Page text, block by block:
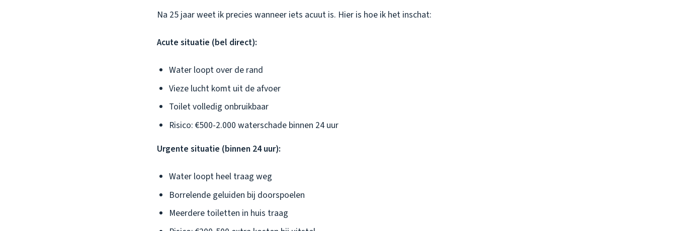
Na 25 jaar weet ik precies wanneer iets acuut is. Hier is hoe ik het inschat:
Acute situatie (bel direct):
Water loopt over de rand
Vieze lucht komt uit de afvoer
Toilet volledig onbruikbaar
Risico: €500-2.000 waterschade binnen 24 uur
Urgente situatie (binnen 24 uur):
Water loopt heel traag weg
Borrelende geluiden bij doorspoelen
Meerdere toiletten in huis traag